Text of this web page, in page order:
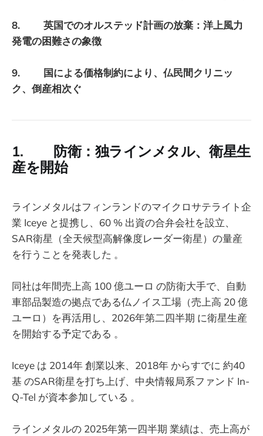
8. 英国でのオルステッド計画の放棄：洋上風力
発電の困難さの象徴
9. 国による価格制約により、仏民間クリニッ
ク、倒産相次ぐ
1. 防衛：独ラインメタル、衛星生
産を開始
ラインメタルはフィンランドのマイクロサテライト企
業 Iceye と提携し、60 % 出資の合弁会社を設立、
SAR衛星（全天候型高解像度レーダー衛星）の量産
を行うことを発表した 。
同社は年間売上高 100 億ユーロ の防衛大手で、自動
車部品製造の拠点である仏ノイス工場（売上高 20 億
ユーロ）を再活用し、2026年第二四半期 に衛星生産
を開始する予定である 。
Iceye は 2014年 創業以来、2018年 からすでに 約40
基 のSAR衛星を打ち上げ、中央情報局系ファンド In-
Q-Tel が資本参加している 。
ラインメタルの 2025年第一四半期 業績は、売上高が